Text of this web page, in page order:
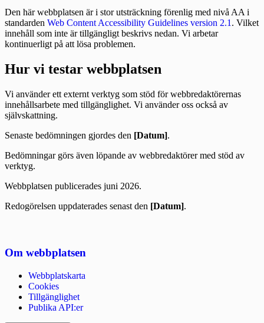
Den här webbplatsen är i stor utsträckning förenlig med nivå AA i
standarden Web Content Accessibility Guidelines version 2.1. Vilket
innehåll som inte är tillgängligt beskrivs nedan. Vi arbetar
kontinuerligt på att lösa problemen.
Hur vi testar webbplatsen
Vi använder ett externt verktyg som stöd för webbredaktörernas
innehållsarbete med tillgänglighet. Vi använder oss också av
självskattning.
Senaste bedömningen gjordes den [Datum].
Bedömningar görs även löpande av webbredaktörer med stöd av
verktyg.
Webbplatsen publicerades juni 2026.
Redogörelsen uppdaterades senast den [Datum].
Om webbplatsen
Webbplatskarta
Cookies
Tillgänglighet
Publika API:er